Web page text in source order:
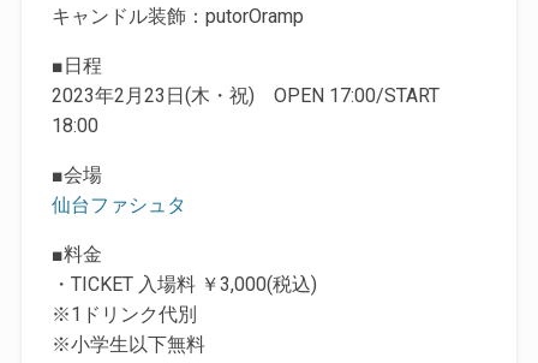
キャンドル装飾：putorOramp
■日程
2023年2月23日(木・祝) OPEN 17:00/START
18:00
■会場
仙台ファシュタ
■料金
・TICKET 入場料 ￥3,000(税込)
※1ドリンク代別
※小学生以下無料